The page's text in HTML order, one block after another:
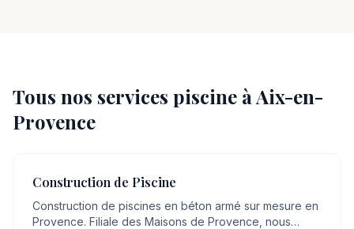
Tous nos services piscine àAix-en-
Provence
Construction de Piscine
Construction de piscines en béton armé sur mesure en
Provence. Filiale des Maisons de Provence, nous